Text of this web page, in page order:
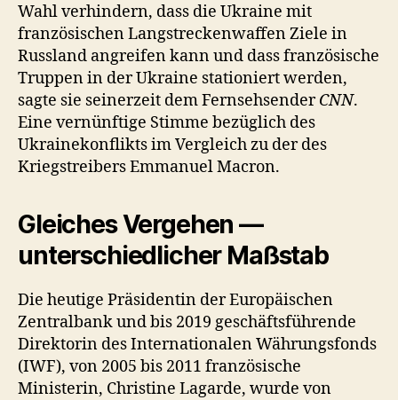
Wahl verhindern, dass die Ukraine mit
französischen Langstreckenwaffen Ziele in
Russland angreifen kann und dass französische
Truppen in der Ukraine stationiert werden,
sagte sie seinerzeit dem FernsehsenderCNN.
Eine vernünftige Stimme bezüglich des
Ukrainekonflikts im Vergleich zu der des
Kriegstreibers Emmanuel Macron.
Gleiches Vergehen —
unterschiedlicher Maßstab
Die heutige Präsidentin der Europäischen
Zentralbank und bis 2019 geschäftsführende
Direktorin des Internationalen Währungsfonds
(IWF), von 2005 bis 2011 französische
Ministerin, Christine Lagarde, wurde von